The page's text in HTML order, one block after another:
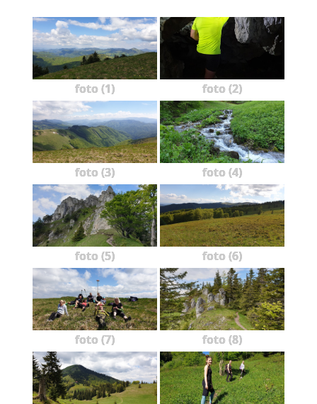
foto (1) foto (2)
foto (3) foto (4)
foto (5) foto (6)
foto (7) foto (8)